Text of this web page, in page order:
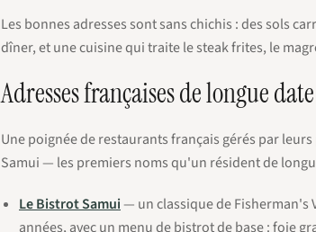
Les bonnes adresses sont sans chichis : des sols
dîner, et une cuisine qui traite le steak frites, le
Adresses françaises de longue date
Une poignée de restaurants français gérés par
Samui — les premiers noms qu'un résident de
Le Bistrot Samui— un classique de Fisherman's
années, avec un menu de bistrot de base : foie